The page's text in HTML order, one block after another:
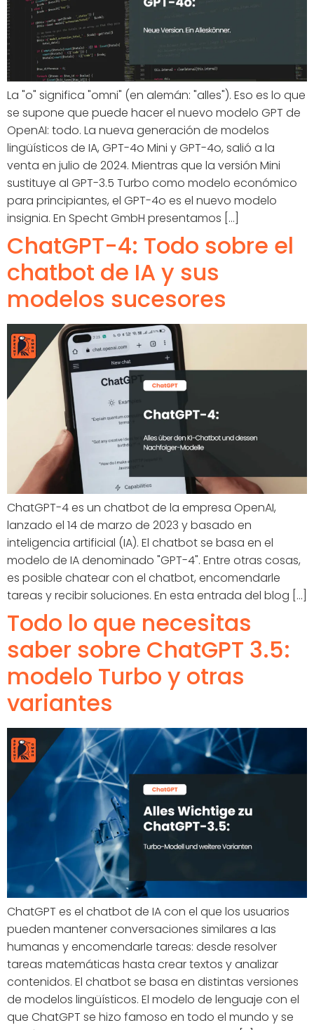
La "o" significa "omni" (en alemán: "alles"). Eso es lo que
se supone que puede hacer el nuevo modelo GPT de
OpenAI: todo. La nueva generación de modelos
lingüísticos de IA, GPT-4o Mini y GPT-4o, salió a la
venta en julio de 2024. Mientras que la versión Mini
sustituye al GPT-3.5 Turbo como modelo económico
para principiantes, el GPT-4o es el nuevo modelo
insignia. En Specht GmbH presentamos [...]
ChatGPT-4: Todo sobre el
chatbot de IA y sus
modelos sucesores
ChatGPT-4 es un chatbot de la empresa OpenAI,
lanzado el 14 de marzo de 2023 y basado en
inteligencia artificial (IA). El chatbot se basa en el
modelo de IA denominado "GPT-4". Entre otras cosas,
es posible chatear con el chatbot, encomendarle
tareas y recibir soluciones. En esta entrada del blog [...]
Todo lo que necesitas
saber sobre ChatGPT 3.5:
modelo Turbo y otras
variantes
ChatGPT es el chatbot de IA con el que los usuarios
pueden mantener conversaciones similares a las
humanas y encomendarle tareas: desde resolver
tareas matemáticas hasta crear textos y analizar
contenidos. El chatbot se basa en distintas versiones
de modelos lingüísticos. El modelo de lenguaje con el
que ChatGPT se hizo famoso en todo el mundo y se